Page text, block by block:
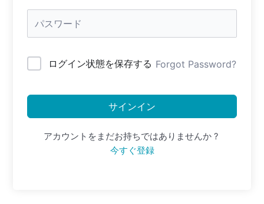
ログイン状態を保存する Forgot Password?
サインイン
アカウントをまだお持ちではありませんか ?
今すぐ登録